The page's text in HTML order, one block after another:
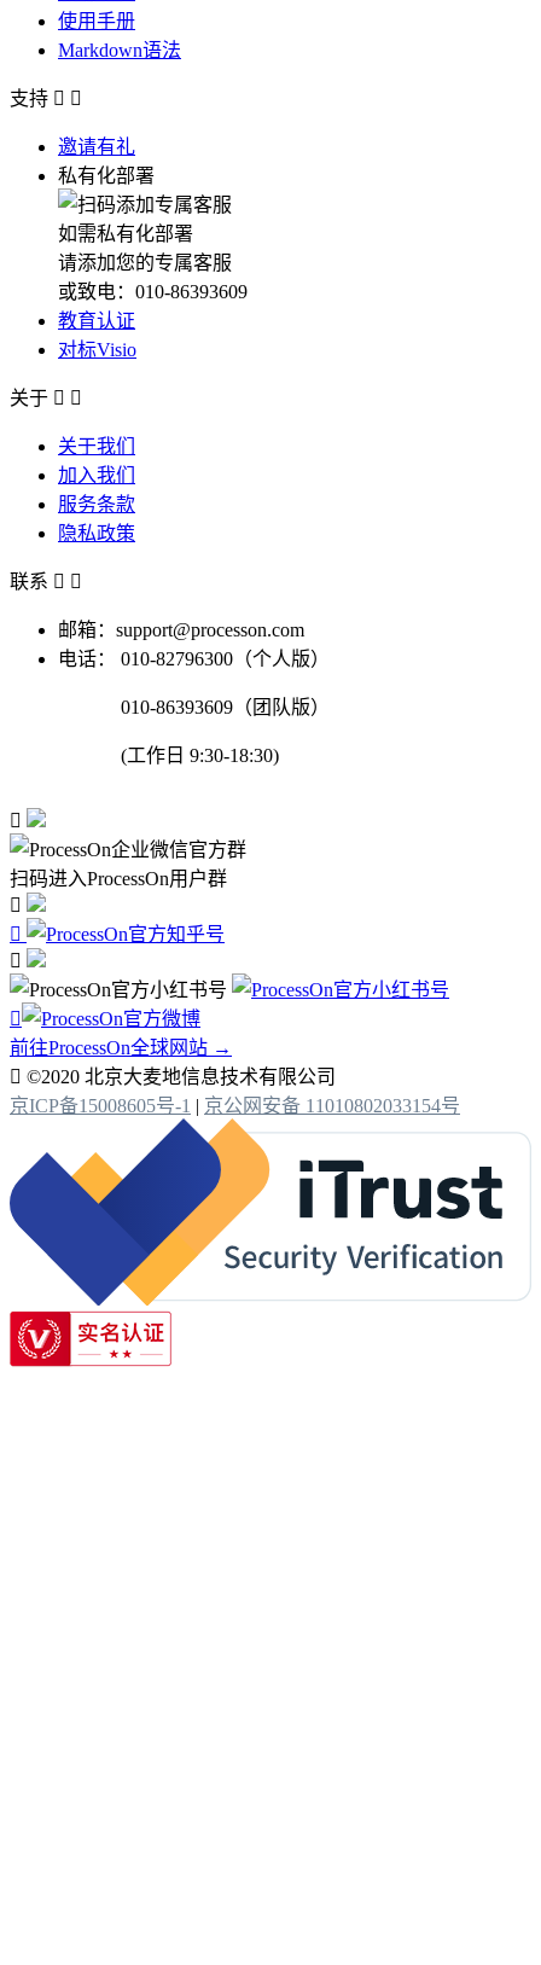
使用手册
Markdown语法
支持  
邀请有礼
私有化部署
如需私有化部署
请添加您的专属客服
或致电：010-86393609
教育认证
对标Visio
关于  
关于我们
加入我们
服务条款
隐私政策
联系  
邮箱：support@processon.com
电话：
010-82796300（个人版）
010-86393609（团队版）
(工作日 9:30-18:30)

扫码进入ProcessOn用户群




前往ProcessOn全球网站 →
 ©2020 北京大麦地信息技术有限公司
京ICP备15008605号-1 | 京公网安备 11010802033154号